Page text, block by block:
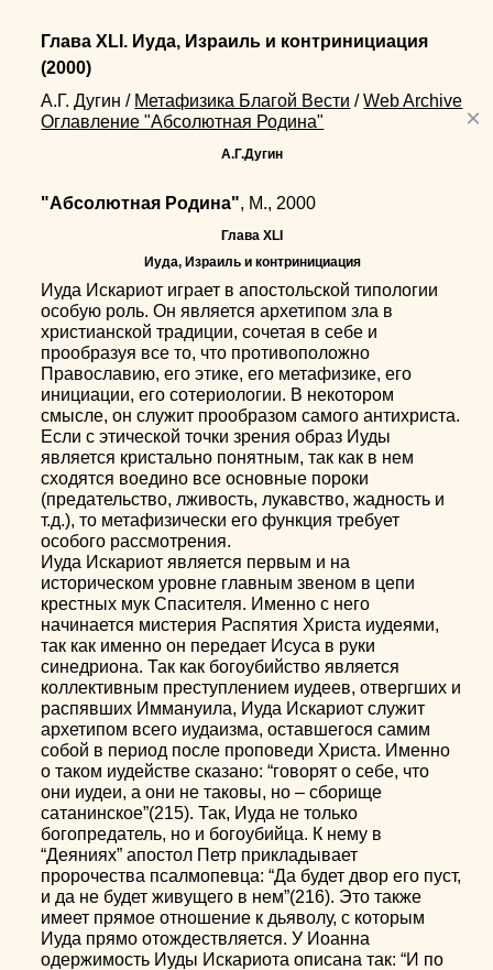
×
Глава XLI. Иуда, Израиль и контринициация
(2000)
А.Г. Дугин / Метафизика Благой Вести / Web Archive
Оглавление "Абсолютная Родина"
А.Г.Дугин
"Абсолютная Родина", М., 2000
Глава XLI
Иуда, Израиль и контринициация
Иуда Искариот играет в апостольской типологии
особую роль. Он является архетипом зла в
христианской традиции, сочетая в себе и
прообразуя все то, что противоположно
Православию, его этике, его метафизике, его
инициации, его сотериологии. В некотором
смысле, он служит прообразом самого антихриста.
Если с этической точки зрения образ Иуды
является кристально понятным, так как в нем
сходятся воедино все основные пороки
(предательство, лживость, лукавство, жадность и
т.д.), то метафизически его функция требует
особого рассмотрения.
Иуда Искариот является первым и на
историческом уровне главным звеном в цепи
крестных мук Спасителя. Именно с него
начинается мистерия Распятия Христа иудеями,
так как именно он передает Исуса в руки
синедриона. Так как богоубийство является
коллективным преступлением иудеев, отвергших и
распявших Иммануила, Иуда Искариот служит
архетипом всего иудаизма, оставшегося самим
собой в период после проповеди Христа. Именно
о таком иудействе сказано: “говорят о себе, что
они иудеи, а они не таковы, но – сборище
сатанинское”(215). Так, Иуда не только
богопредатель, но и богоубийца. К нему в
“Деяниях” апостол Петр прикладывает
пророчества псалмопевца: “Да будет двор его пуст,
и да не будет живущего в нем”(216). Это также
имеет прямое отношение к дьяволу, с которым
Иуда прямо отождествляется. У Иоанна
одержимость Иуды Искариота описана так: “И по